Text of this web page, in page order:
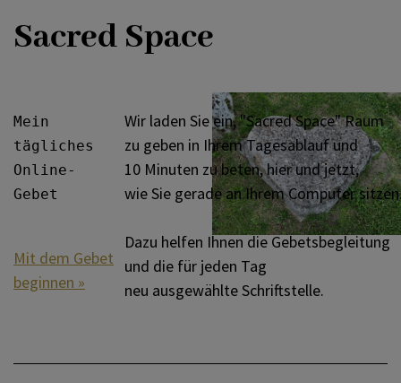
Sacred Space
Mein
tägliches
Online-
Gebet
Mit dem Gebet
beginnen »
Wir laden Sie ein, "Sacred Space" Raum
zu geben in Ihrem Tagesablauf und
10 Minuten zu beten, hier und jetzt,
wie Sie gerade an Ihrem Computer
Dazu helfen Ihnen die Gebetsbegleitung
und die für jeden Tag
neu ausgewählte Schriftstelle.